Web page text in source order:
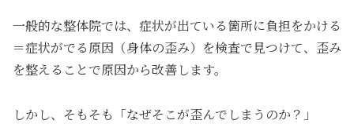
一般的な整体院では、症状が出ている箇所に負担をかける
＝症状がでる原因（身体の歪み）を検査で見つけて、歪み
を整えることで原因から改善します。
しかし、そもそも「なぜそこが歪んでしまうのか？」